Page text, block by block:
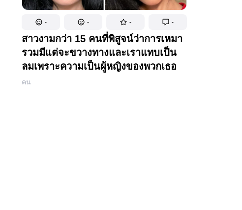
- - - -
สาวงามกว่า 15 คนที่พิสูจน์ว่าการเหมา
รวมมีแต่จะขวางทางและเราแทบเป็น
ลมเพราะความเป็นผู้หญิงของพวกเธอ
คน